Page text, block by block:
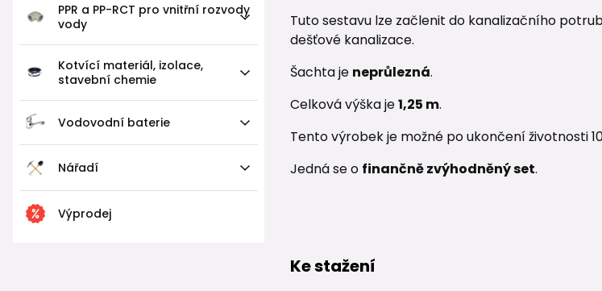
PPR a PP-RCT pro vnitřní rozvody
vody
Kotvící materiál, izolace,
stavební chemie
Vodovodní baterie
Nářadí
Výprodej
Tuto sestavu lze začlenit do kanalizačního
dešťové kanalizace.
Šachta je neprůlezná.
Celková výška je1,25 m.
Tento výrobek je možné po ukončení životnosti
Jedná se o finančně zvýhodněný set.
Ke stažení